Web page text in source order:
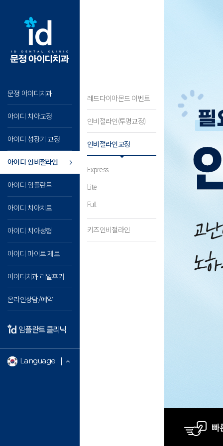
문정 아이디치과
아이디 치아교정
아이디 성장기 교정
아이디 인비절라인
레드다이아몬드 이벤트
인비절라인(투명교정)
인비절라인교정
Express
Lite
Full
키즈인비절라인
아이디 임플란트
아이디 치아치료
아이디 치아성형
아이디 마이트 제로
아이디치과 리얼후기
온라인상담/예약
임플란트 클리닉
Language
빠